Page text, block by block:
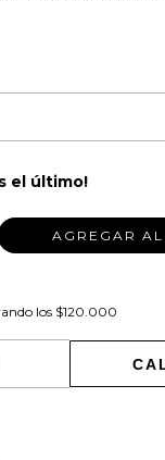
el último!
los $120.000